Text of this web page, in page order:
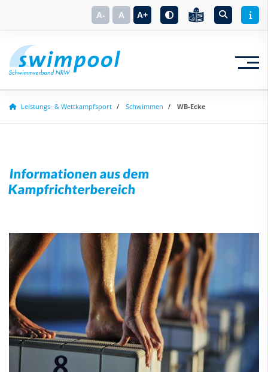
A- A A+
Suchbegriff eingeben
Leistungs- & Wettkampfsport Schwimmen WB-Ecke
Informationen aus dem
Kampfrichterbereich